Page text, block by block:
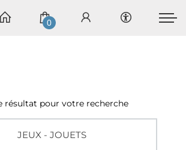
0
résultat pour votre recherche
JEUX - JOUETS